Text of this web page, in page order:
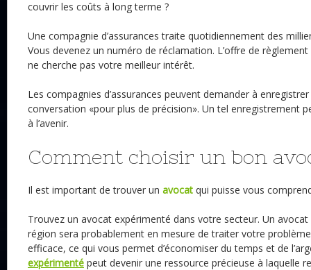
couvrir les coûts à long terme ?
Une compagnie d’assurances traite quotidiennement des
Vous devenez un numéro de réclamation. L’offre de règlement
ne cherche pas votre meilleur intérêt.
Les compagnies d’assurances peuvent demander à
conversation «pour plus de précision». Un tel enregistrement
à l’avenir.
Comment choisir un bon
Il est important de trouver un avocat qui puisse vous
Trouvez un avocat expérimenté dans votre secteur. Un
région sera probablement en mesure de traiter votre
efficace, ce qui vous permet d’économiser du temps et de
expérimenté peut devenir une ressource précieuse à laquelle